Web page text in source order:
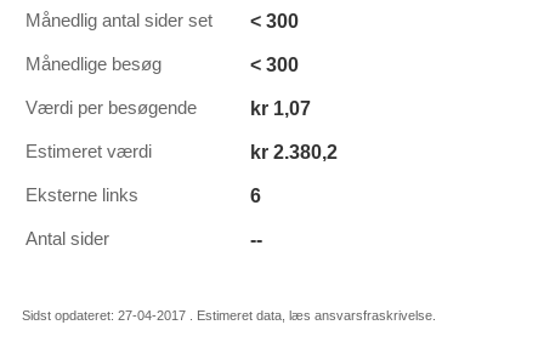
Månedlig antal sider set < 300
Månedlige besøg < 300
Værdi per besøgende kr 1,07
Estimeret værdi kr 2.380,2
Eksterne links 6
Antal sider --
Sidst opdateret: 27-04-2017 . Estimeret data, læs ansvarsfraskrivelse.